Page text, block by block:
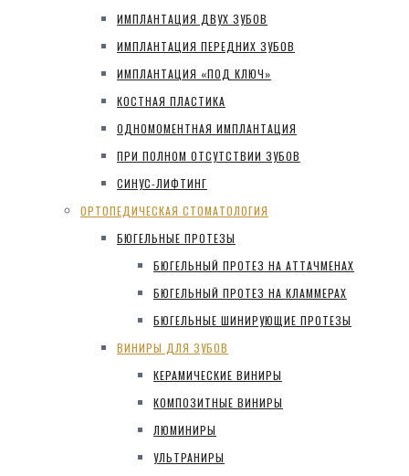
ИМПЛАНТАЦИЯ ДВУХ ЗУБОВ
ИМПЛАНТАЦИЯ ПЕРЕДНИХ ЗУБОВ
ИМПЛАНТАЦИЯ «ПОД КЛЮЧ»
КОСТНАЯ ПЛАСТИКА
ОДНОМОМЕНТНАЯ ИМПЛАНТАЦИЯ
ПРИ ПОЛНОМ ОТСУТСТВИИ ЗУБОВ
СИНУС-ЛИФТИНГ
ОРТОПЕДИЧЕСКАЯ СТОМАТОЛОГИЯ
БЮГЕЛЬНЫЕ ПРОТЕЗЫ
БЮГЕЛЬНЫЙ ПРОТЕЗ НА АТТАЧМЕНАХ
БЮГЕЛЬНЫЙ ПРОТЕЗ НА КЛАММЕРАХ
БЮГЕЛЬНЫЕ ШИНИРУЮЩИЕ ПРОТЕЗЫ
ВИНИРЫ ДЛЯ ЗУБОВ
КЕРАМИЧЕСКИЕ ВИНИРЫ
КОМПОЗИТНЫЕ ВИНИРЫ
ЛЮМИНИРЫ
УЛЬТРАНИРЫ